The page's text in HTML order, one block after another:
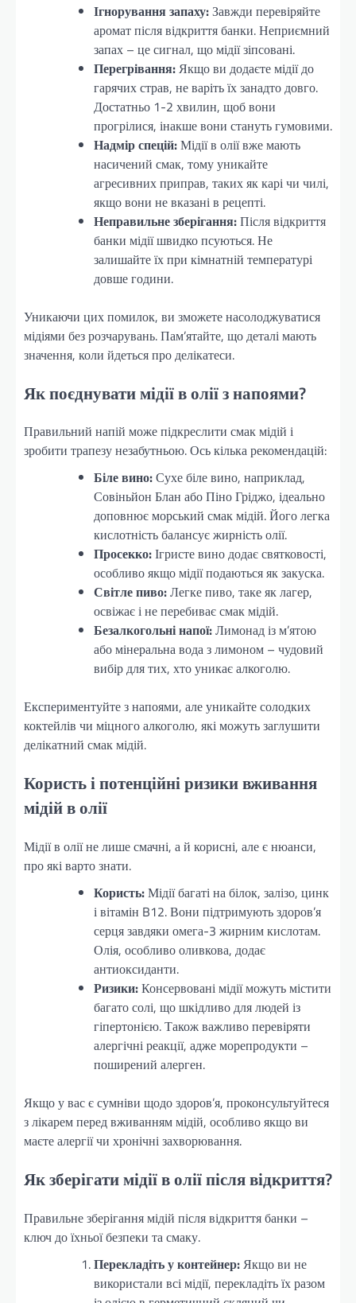
Ігнорування запаху:Завжди перевіряйте
аромат після відкриття банки. Неприємний
запах – це сигнал, що мідії зіпсовані.
Перегрівання:Якщо ви додаєте мідії до
гарячих страв, не варіть їх занадто довго.
Достатньо 1-2 хвилин, щоб вони
прогрілися, інакше вони стануть гумовими.
Надмір спецій:Мідії в олії вже мають
насичений смак, тому уникайте
агресивних приправ, таких як карі чи чилі,
якщо вони не вказані в рецепті.
Неправильне зберігання:Після відкриття
банки мідії швидко псуються. Не
залишайте їх при кімнатній температурі
довше години.
Уникаючи цих помилок, ви зможете насолоджуватися
мідіями без розчарувань. Пам’ятайте, що деталі мають
значення, коли йдеться про делікатеси.
Як поєднувати мідії в олії з напоями?
Правильний напій може підкреслити смак мідій і
зробити трапезу незабутньою. Ось кілька рекомендацій:
Біле вино:Сухе біле вино, наприклад,
Совіньйон Блан або Піно Гріджо, ідеально
доповнює морський смак мідій. Його легка
кислотність балансує жирність олії.
Просекко:Ігристе вино додає святковості,
особливо якщо мідії подаються як закуска.
Світле пиво:Легке пиво, таке як лагер,
освіжає і не перебиває смак мідій.
Безалкогольні напої:Лимонад із м’ятою
або мінеральна вода з лимоном – чудовий
вибір для тих, хто уникає алкоголю.
Експериментуйте з напоями, але уникайте солодких
коктейлів чи міцного алкоголю, які можуть заглушити
делікатний смак мідій.
Користь і потенційні ризики вживання
мідій в олії
Мідії в олії не лише смачні, а й корисні, але є нюанси,
про які варто знати.
Користь:Мідії багаті на білок, залізо, цинк
і вітамін B12. Вони підтримують здоров’я
серця завдяки омега-3 жирним кислотам.
Олія, особливо оливкова, додає
антиоксиданти.
Ризики:Консервовані мідії можуть містити
багато солі, що шкідливо для людей із
гіпертонією. Також важливо перевіряти
алергічні реакції, адже морепродукти –
поширений алерген.
Якщо у вас є сумніви щодо здоров’я, проконсультуйтеся
з лікарем перед вживанням мідій, особливо якщо ви
маєте алергії чи хронічні захворювання.
Як зберігати мідії в олії після відкриття?
Правильне зберігання мідій після відкриття банки –
ключ до їхньої безпеки та смаку.
Перекладіть у контейнер:Якщо ви не
використали всі мідії, перекладіть їх разом